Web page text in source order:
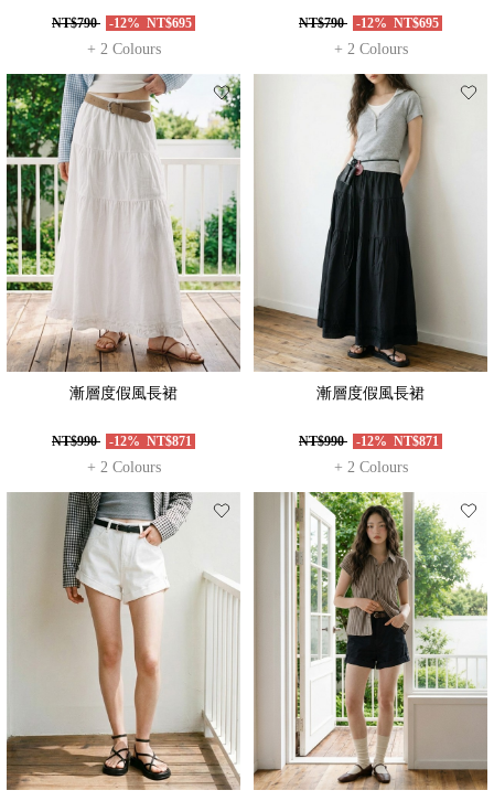
NT$790 -12% NT$695
+ 2 Colours
NT$790 -12% NT$695
+ 2 Colours
漸層度假風長裙
NT$990 -12% NT$871
+ 2 Colours
漸層度假風長裙
NT$990 -12% NT$871
+ 2 Colours